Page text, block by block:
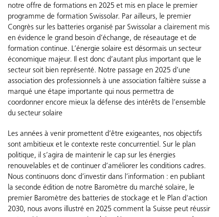
notre offre de formations en 2025 et mis en place le premier
programme de formation Swissolar. Par ailleurs, le premier
Congrès sur les batteries organisé par Swissolar a clairement mis
en évidence le grand besoin d’échange, de réseautage et de
formation continue. L’énergie solaire est désormais un secteur
économique majeur. Il est donc d’autant plus important que le
secteur soit bien représenté. Notre passage en 2025 d’une
association des professionnels à une association faîtière suisse a
marqué une étape importante qui nous permettra de
coordonner encore mieux la défense des intérêts de l’ensemble
du secteur solaire
Les années à venir promettent d’être exigeantes, nos objectifs
sont ambitieux et le contexte reste concurrentiel. Sur le plan
politique, il s’agira de maintenir le cap sur les énergies
renouvelables et de continuer d’améliorer les conditions cadres.
Nous continuons donc d’investir dans l’information : en publiant
la seconde édition de notre Baromètre du marché solaire, le
premier Baromètre des batteries de stockage et le Plan d'action
2030, nous avons illustré en 2025 comment la Suisse peut réussir